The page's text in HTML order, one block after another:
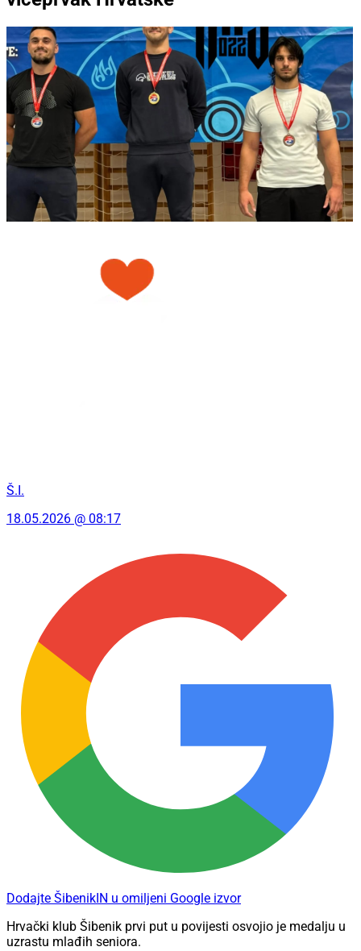
Š.I.
18.05.2026 @ 08:17
Dodajte ŠibenikIN u omiljeni Google izvor
Hrvački klub Šibenik prvi put u povijesti osvojio je medalju u
uzrastu mlađih seniora.